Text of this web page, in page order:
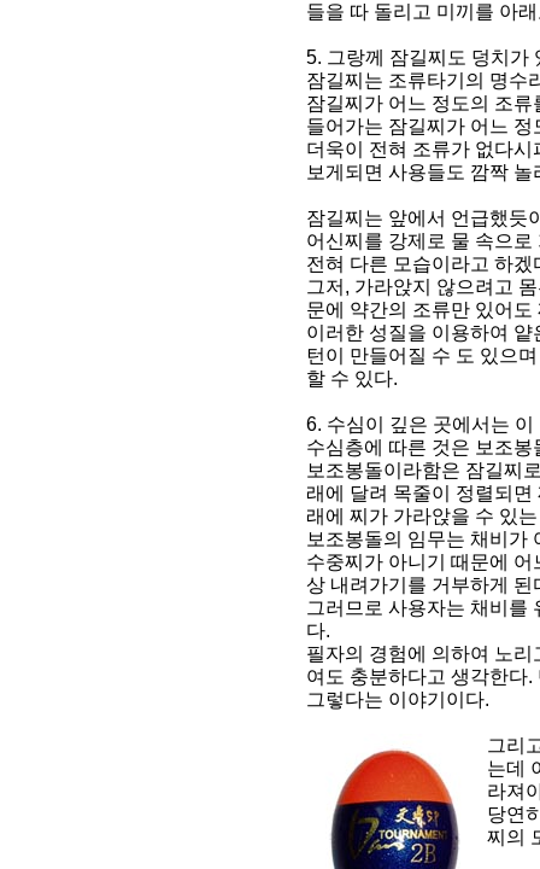
들을 따 돌리고 미끼를 아
5. 그랑께 잠길찌도 덩치가
잠길찌는 조류타기의 명수
잠길찌가 어느 정도의 조
들어가는 잠길찌가 어느
더욱이 전혀 조류가 없다
보게되면 사용들도 깜짝
잠길찌는 앞에서 언급했듯
어신찌를 강제로 물 속으
전혀 다른 모습이라고 하겠
그저, 가라앉지 않으려고
문에 약간의 조류만 있어
이러한 성질을 이용하여
턴이 만들어질 수 도 있으
할 수 있다.
6. 수심이 깊은 곳에서는
수심층에 따른 것은 보조
보조봉돌이라함은 잠길찌
래에 달려 목줄이 정렬되
래에 찌가 가라앉을 수 있
보조봉돌의 임무는 채비가
수중찌가 아니기 때문에
상 내려가기를 거부하게 된
그러므로 사용자는 채비를
다.
필자의 경험에 의하여 노
여도 충분하다고 생각한다
그렇다는 이야기이다.
그리
는데
라져
당연
찌의